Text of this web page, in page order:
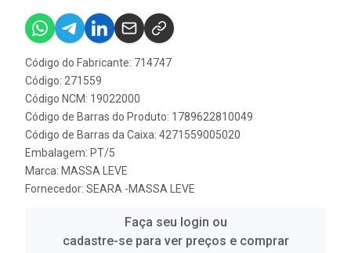
Código do Fabricante: 714747
Código: 271559
Código NCM: 19022000
Código de Barras do Produto: 1789622810049
Código de Barras da Caixa: 4271559005020
Embalagem: PT/5
Marca: MASSA LEVE
Fornecedor: SEARA -MASSA LEVE
Faça seu login ou
cadastre-se para ver preços e comprar